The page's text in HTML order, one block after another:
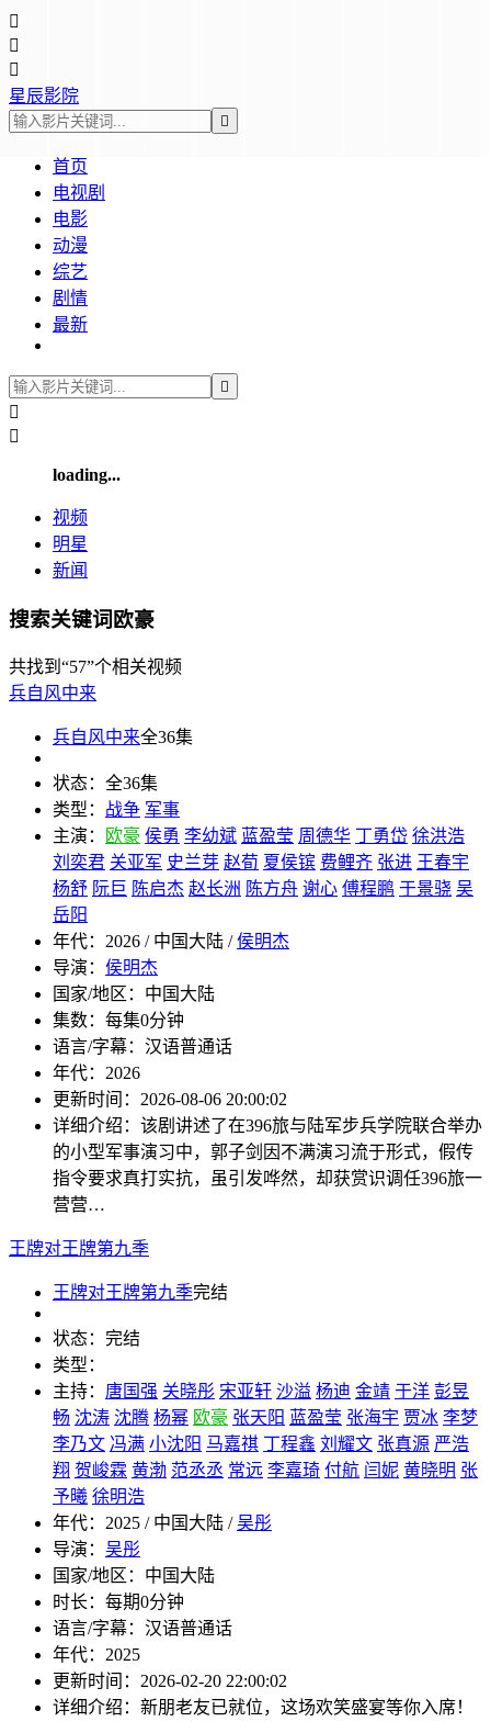



星辰影院

首页
电视剧
电影
动漫
综艺
剧情
最新



loading...
视频
明星
新闻
搜索关键词欧豪
共找到 “57”个相关视频
兵自风中来
兵自风中来全36集
状态： 全36集
类型： 战争 军事
主演：
欧豪 侯勇 李幼斌 蓝盈莹 周德华 丁勇岱 徐洪浩
刘奕君 关亚军 史兰芽 赵荀 夏侯镔 费鲤齐 张进 王春宇
杨舒 阮巨 陈启杰 赵长洲 陈方舟 谢心 傅程鹏 于景骁 吴
岳阳
年代： 2026 / 中国大陆 /侯明杰
导演： 侯明杰
国家/地区： 中国大陆
集数： 每集0分钟
语言/字幕： 汉语普通话
年代： 2026
更新时间： 2026-08-06 20:00:02
详细介绍： 该剧讲述了在396旅与陆军步兵学院联合举办
的小型军事演习中，郭子剑因不满演习流于形式，假传
指令要求真打实抗，虽引发哗然，却获赏识调任396旅一
营营…
王牌对王牌第九季
王牌对王牌第九季完结
状态： 完结
类型：
主持： 唐国强 关晓彤 宋亚轩 沙溢 杨迪 金靖 于洋 彭昱
畅 沈涛 沈腾 杨幂 欧豪 张天阳 蓝盈莹 张海宇 贾冰 李梦
李乃文 冯满 小沈阳 马嘉祺 丁程鑫 刘耀文 张真源 严浩
翔 贺峻霖 黄渤 范丞丞 常远 李嘉琦 付航 闫妮 黄晓明 张
予曦 徐明浩
年代： 2025 / 中国大陆 /吴彤
导演： 吴彤
国家/地区： 中国大陆
时长： 每期0分钟
语言/字幕： 汉语普通话
年代： 2025
更新时间： 2026-02-20 22:00:02
详细介绍： 新朋老友已就位，这场欢笑盛宴等你入席！